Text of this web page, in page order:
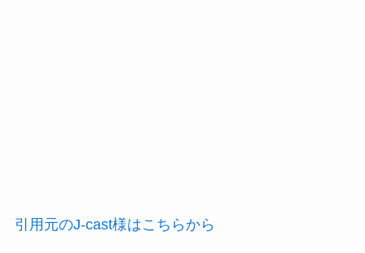
引用元のJ-cast様はこちらから